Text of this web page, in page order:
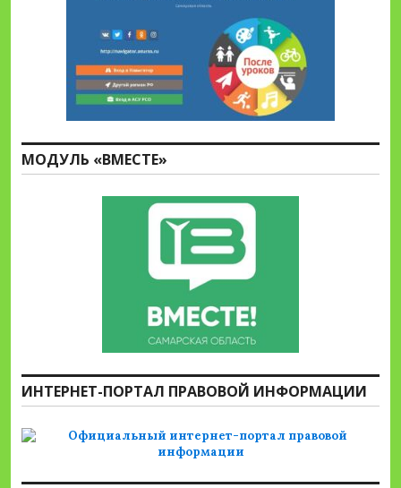
МОДУЛЬ «ВМЕСТЕ»
ИНТЕРНЕТ-ПОРТАЛ ПРАВОВОЙ ИНФОРМАЦИИ